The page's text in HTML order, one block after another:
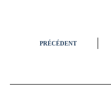
PRÉCÉDENT